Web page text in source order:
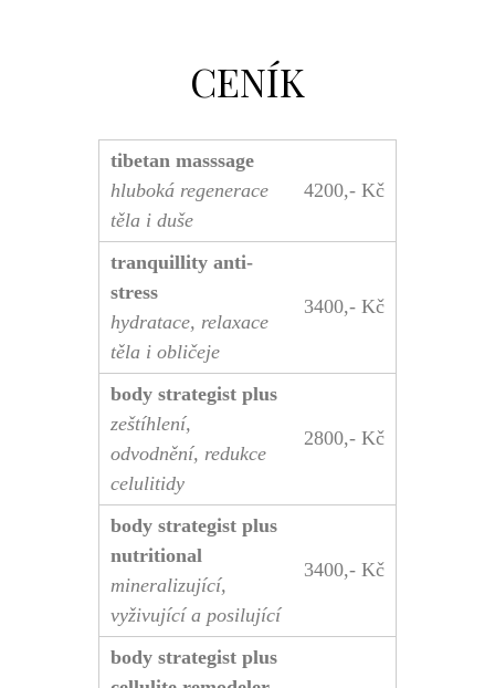
CENÍK
tibetan masssage
hluboká regenerace
těla i duše
4200,- Kč
tranquillity anti-
stress
hydratace, relaxace
těla i obličeje
3400,- Kč
body strategist plus
zeštíhlení,
odvodnění, redukce
celulitidy
2800,- Kč
body strategist plus
nutritional
mineralizující,
vyživující a posilující
3400,- Kč
body strategist plus